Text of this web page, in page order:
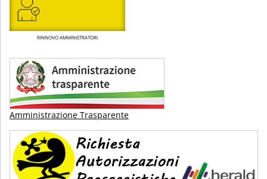
RINNOVO AMMINISTRATORI
Amministrazione Trasparente